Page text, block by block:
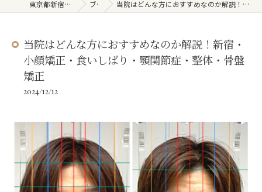
東京都新宿周辺の整体ならailes ブログ 当院はどんな方におすすめなのか解説！新宿・小顔矯正・食いしばり・顎関節症・整体・骨盤矯正
当院はどんな方におすすめなのか解説！新宿・
小顔矯正・食いしばり・顎関節症・整体・骨盤
矯正
2024/12/12